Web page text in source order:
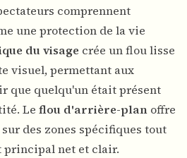
comprennent
une protection de la vie
du visage crée un flou lisse
visuel, permettant aux
que quelqu'un était présent
Le flou d'arrière-plan offre
des zones spécifiques tout
principal net et clair.